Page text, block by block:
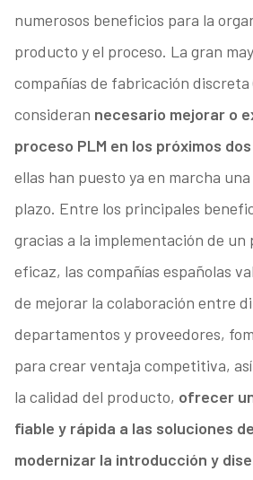
numerosos beneficios para la
producto y el proceso. La gran
compañías de fabricación discreta
consideran necesario mejorar o
proceso PLM en los próximos
ellas han puesto ya en marcha
plazo. Entre los principales
gracias a la implementación de un
eficaz, las compañías españolas
de mejorar la colaboración entre
departamentos y proveedores,
para crear ventaja competitiva,
la calidad del producto, ofrecer
fiable y rápida a las soluciones
modernizar la introducción y